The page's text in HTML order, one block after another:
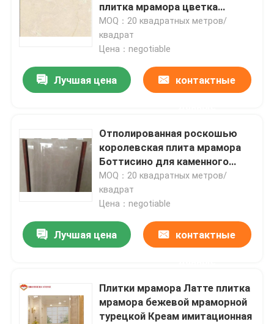
плитка мрамора цветка
золота
MOQ：20 квадратных метров/
квадрат
Цена：negotiable
Лучшая цена контактные
Отполированная роскошью
королевская плита мрамора
Боттисино для каменного
высекая ремесленничества
MOQ：20 квадратных метров/
квадрат
Цена：negotiable
Лучшая цена контактные
Плитки мрамора Латте плитка
мрамора бежевой мраморной
турецкой Креам имитационная